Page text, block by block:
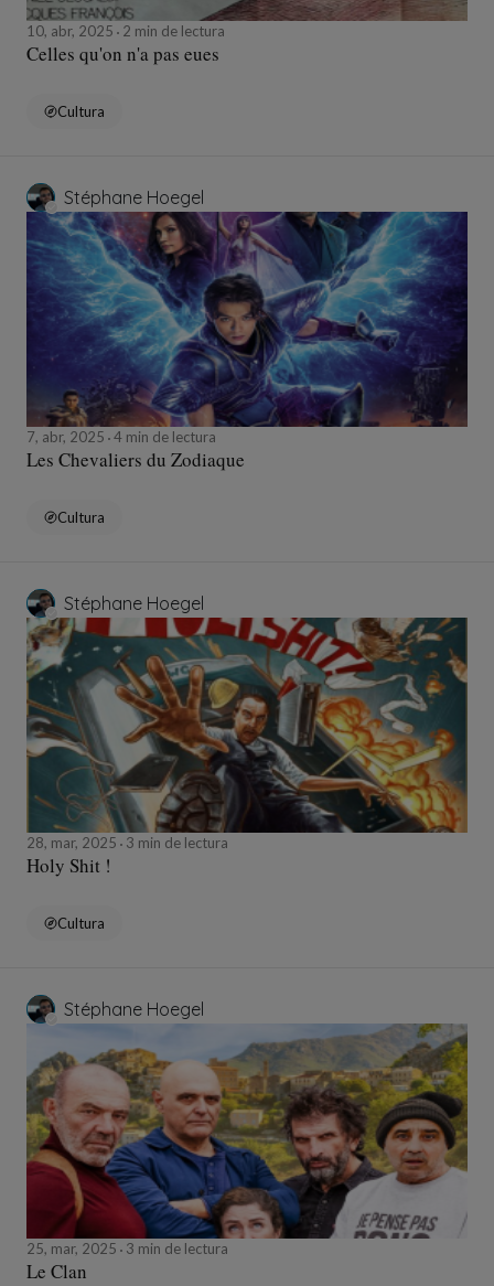
10, abr, 2025 2 min de lectura
Celles qu'on n'a pas eues
Cultura
Stéphane Hoegel
7, abr, 2025 4 min de lectura
Les Chevaliers du Zodiaque
Cultura
Stéphane Hoegel
28, mar, 2025 3 min de lectura
Holy Shit !
Cultura
Stéphane Hoegel
25, mar, 2025 3 min de lectura
Le Clan